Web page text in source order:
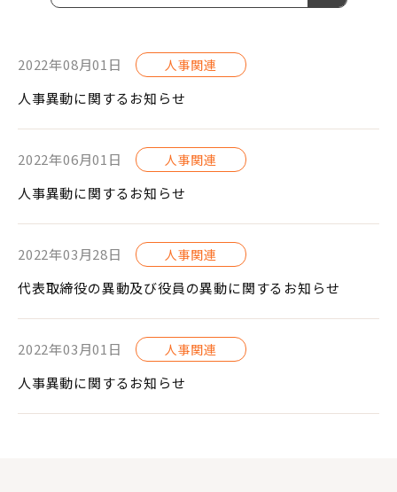
2022年08月01日 人事関連
人事異動に関するお知らせ
2022年06月01日 人事関連
人事異動に関するお知らせ
2022年03月28日 人事関連
代表取締役の異動及び役員の異動に関するお知らせ
2022年03月01日 人事関連
人事異動に関するお知らせ